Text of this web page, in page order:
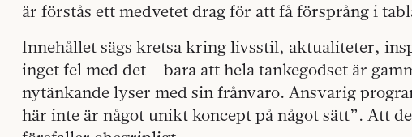
är förstås ett medvetet drag för att få försprång i
Innehållet sägs kretsa kring livsstil, aktualiteter,
inget fel med det – bara att hela tankegodset är
nytänkande lyser med sin frånvaro. Ansvarig
här inte är något unikt koncept på något sätt”. Att